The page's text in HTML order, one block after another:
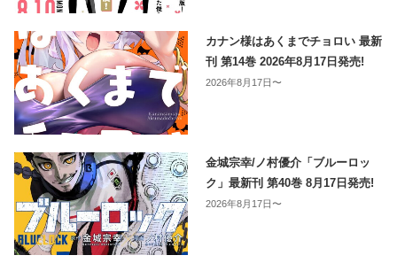
カナン様はあくまでチョロい 最新
刊 第14巻 2026年8月17日発売!
2026年8月17日〜
金城宗幸/ノ村優介「ブルーロッ
ク」最新刊 第40巻 8月17日発売!
2026年8月17日〜